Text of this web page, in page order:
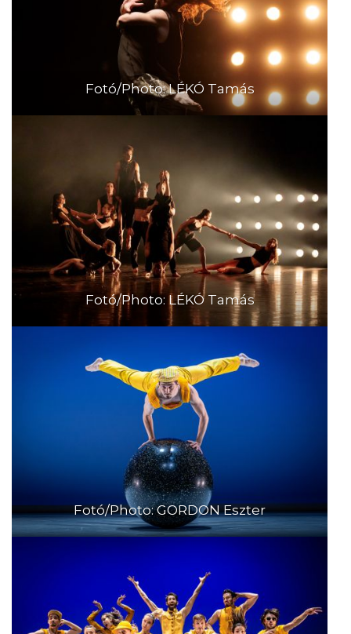
Fotó/Photo: LÉKÓ Tamás
Fotó/Photo: LÉKÓ Tamás
Fotó/Photo: GORDON Eszter